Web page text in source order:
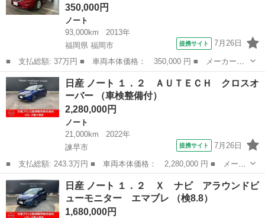
350,000円
ノート
93,000km
2013年
福岡県 福岡市
提携サイト 7月26日
■ 支払総額: 37万円 ■ 車両本体価格： 350,000 円 ■ メーカー
名： 日産 ■ 車種名： ノート ■ グレード名： Ｘ ＤＩＧ－
Ｓ ＥＴＣ バックカメラ クリアランスソナー スマートキー ア
イドリングストップ...
福岡 福岡市 ノート
日産 ノート １．２ ＡＵＴＥＣＨ クロスオ
ーバー （車検整備付）
2,280,000円
ノート
21,000km
2022年
諫早市
提携サイト 7月26日
■ 支払総額: 243.3万円 ■ 車両本体価格： 2,280,000 円 ■ メーカ
ー名： 日産 ■ 車種名： ノート ■ グレード名： １．２ ＡＵ
ＴＥＣＨ クロスオーバー ■ 排気量： 1200cc ■ ドア枚数： ...
長崎 諫早市 ノート
日産 ノート １．２ Ｘ ナビ アラウンドビ
ューモニター エマブレ （検8.8）
1,680,000円